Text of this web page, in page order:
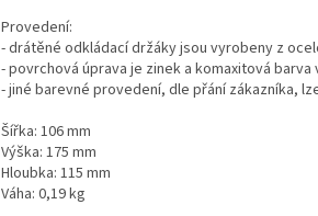
Provedení:
- drátěné odkládací držáky jsou vyrobeny z
- povrchová úprava je zinek a komaxitová barva
- jiné barevné provedení, dle přání zákazníka,
Šířka: 106 mm
Výška: 175 mm
Hloubka: 115 mm
Váha: 0,19 kg